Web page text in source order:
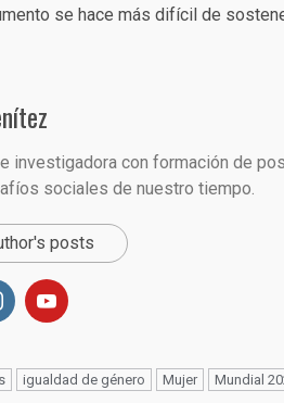
se hace más difícil de
investigadora con formación de
sociales de nuestro tiempo.
posts
igualdad de género Mujer Mundial